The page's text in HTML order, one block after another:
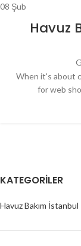
08 Şub
Havuz
When it's about
for web
KATEGORILER
Havuz Bakım İstanbul